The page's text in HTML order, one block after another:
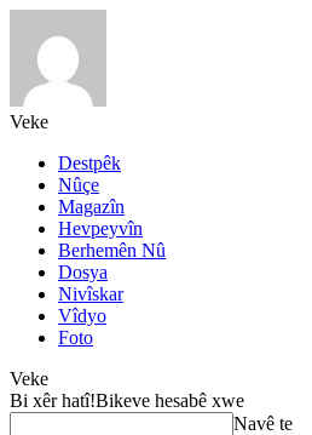
Veke
Destpêk
Nûçe
Magazîn
Hevpeyvîn
Berhemên Nû
Dosya
Nivîskar
Vîdyo
Foto
Veke
Bi xêr hatî!Bikeve hesabê xwe
Navê te